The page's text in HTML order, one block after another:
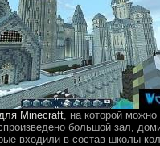
Minecraft, на которой можно
большой зал,
входили в состав школы